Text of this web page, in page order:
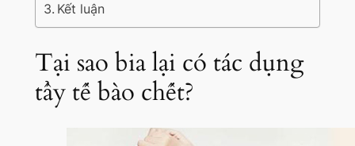
Kết luận
Tại sao bia lại có tác dụng
tẩy tế bào chết?